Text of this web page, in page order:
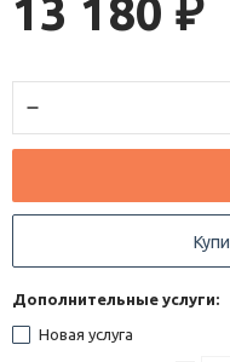
13 180 ₽
Дополнительные услуги:
Новая услуга